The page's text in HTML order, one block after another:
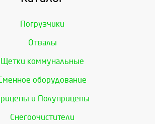
Погрузчики
Отвалы
Щетки коммунальные
оборудование
и Полуприцепы
Снегоочистители